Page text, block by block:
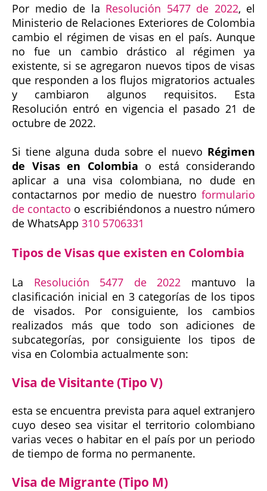
Por medio de la Resolución 5477 de 2022, el
Ministerio de Relaciones Exteriores de Colombia
cambio el régimen de visas en el país. Aunque
no fue un cambio drástico al régimen ya
existente, si se agregaron nuevos tipos de visas
que responden a los flujos migratorios actuales
y cambiaron algunos requisitos. Esta
Resolución entró en vigencia el pasado 21 de
octubre de 2022.
Si tiene alguna duda sobre el nuevo Régimen
de Visas en Colombia o está considerando
aplicar a una visa colombiana, no dude en
contactarnos por medio de nuestro formulario
de contacto o escribiéndonos a nuestro número
de WhatsApp 310 5706331
Tipos de Visas que existen en Colombia
La Resolución 5477 de 2022 mantuvo la
clasificación inicial en 3 categorías de los tipos
de visados. Por consiguiente, los cambios
realizados más que todo son adiciones de
subcategorías, por consiguiente los tipos de
visa en Colombia actualmente son:
Visa de Visitante (Tipo V)
esta se encuentra prevista para aquel extranjero
cuyo deseo sea visitar el territorio colombiano
varias veces o habitar en el país por un periodo
de tiempo de forma no permanente.
Visa de Migrante (Tipo M)